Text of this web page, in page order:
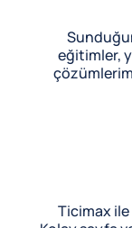
eğitimler,
Ticimax